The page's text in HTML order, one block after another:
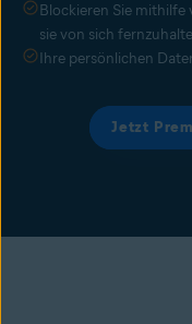
Blockieren Sie mithilfe
sie von sich
Ihre persönlichen
Jetzt